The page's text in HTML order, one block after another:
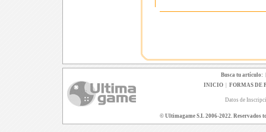
Busca tu artículo:
INICIO| FORMAS DE
Datos de
© Ultimagame S.L 2006-2022. Reservados